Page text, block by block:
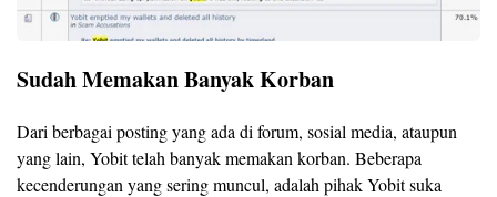
Sudah Memakan Banyak Korban
Dari berbagai posting yang ada di forum, sosial media, ataupun
yang lain, Yobit telah banyak memakan korban. Beberapa
kecenderungan yang sering muncul, adalah pihak Yobit suka